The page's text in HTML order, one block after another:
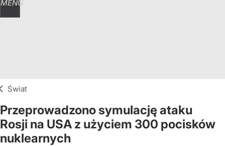
MENU
Świat
Przeprowadzono symulację ataku
Rosji na USA z użyciem 300 pocisków
nuklearnych